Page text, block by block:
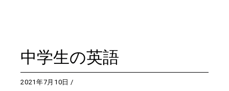
中学生の英語
2021年7月10日